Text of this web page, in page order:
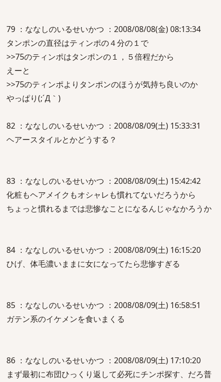
79 ：ななしのいるせいかつ ：2008/08/08(金) 08:13:34
タンポンの直径はティンポの４分の１で
>>75のティンポはタンポンの１，５倍程だから
えーと
>>75のティンポよりタンポンのほうが気持ち良いのか
やっぱり(;´Д｀)
82 ：ななしのいるせいかつ ：2008/08/09(土) 15:33:31
ヘアースタイルとかどうする？
83 ：ななしのいるせいかつ ：2008/08/09(土) 15:42:42
化粧もヘアメイクもオシャレも慣れてないだろうから
ちょっと慣れるまでは悲惨なことになるんじゃなかろうか
84 ：ななしのいるせいかつ ：2008/08/09(土) 16:15:20
ひげ、体毛濃いままに女になってたら悲惨すぎる
85 ：ななしのいるせいかつ ：2008/08/09(土) 16:58:51
ガテン系のイケメンを食いまくる
86 ：ななしのいるせいかつ ：2008/08/09(土) 17:10:20
まず最初に布団ひっくり返して必死にチンポ探す、だろ普